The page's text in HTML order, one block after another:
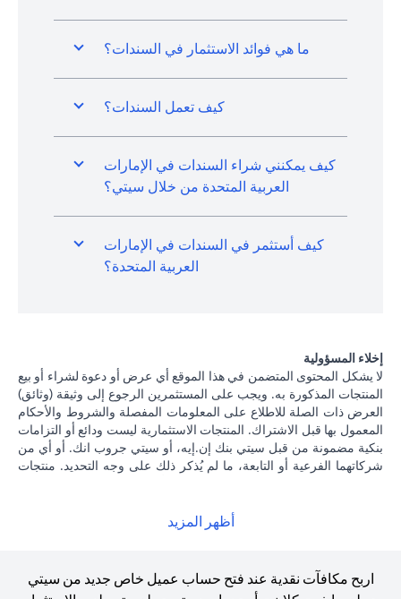
ما هي فوائد الاستثمار في السندات؟
كيف تعمل السندات؟
كيف يمكنني شراء السندات في الإمارات
العربية المتحدة من خلال سيتي؟
كيف أستثمر في السندات في الإمارات
العربية المتحدة؟
إخلاء المسؤولية
لا يشكل المحتوى المتضمن في هذا الموقع أي عرض أو دعوة لشراء أو بيع
المنتجات المذكورة به. ويجب على المستثمرين الرجوع إلى وثيقة (وثائق)
العرض ذات الصلة للاطلاع على المعلومات المفصلة والشروط والأحكام
المعمول بها قبل الاشتراك. المنتجات الاستثمارية ليست ودائع أو التزامات
بنكية مضمونة من قبل سيتي بنك إن.إيه، أو سيتي جروب انك. أو أي من
شركاتهما الفرعية أو التابعة، ما لم يُذكر ذلك على وجه التحديد. منتجات
الخسارة المحتملة للمبلغ الأصلي المستثمر. الأداء السابق لمنتجات
استثمارية و / أو منتجات خزينة مقومة بعملة أجنبية (غير محلية) على دراية
بمخاطر تقلبات أسعار الصرف التي قد تتسبب في خسارة رأس المال عند
أظهر المزيد
اربح مكافآت نقدية عند فتح حساب عميل خاص جديد من سيتي